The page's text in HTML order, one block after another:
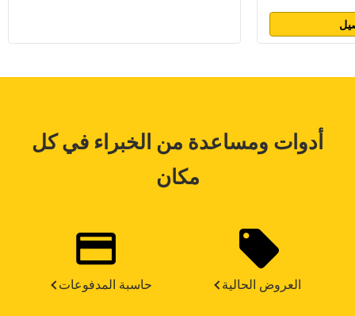
أدوات ومساعدة من الخبراء في كل
مكان
حاسبة المدفوعات العروض الحالية